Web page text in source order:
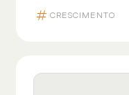
NOSSAS SOLUÇÕES
Soluções extra
CRESCIMENTO